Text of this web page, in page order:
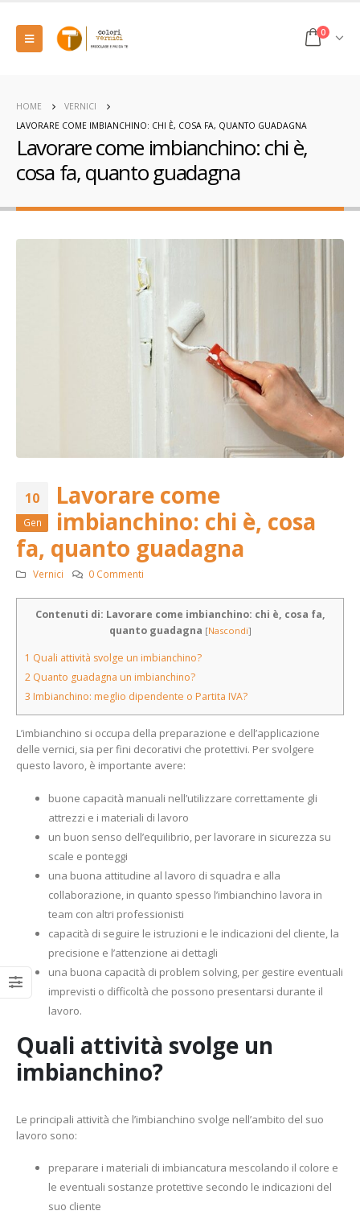
0
HOME
VERNICI
LAVORARE COME IMBIANCHINO: CHI È, COSA FA, QUANTO GUADAGNA
Lavorare come imbianchino: chi è,
cosa fa, quanto guadagna
10
Gen
Lavorare come
imbianchino: chi è, cosa
fa, quanto guadagna
Vernici 0 Commenti
Contenuti di: Lavorare come imbianchino: chi è, cosa fa,
quanto guadagna [Nascondi]
1 Quali attività svolge un imbianchino?
2 Quanto guadagna un imbianchino?
3 Imbianchino: meglio dipendente o Partita IVA?
L’imbianchino si occupa della preparazione e dell’applicazione
delle vernici, sia per fini decorativi che protettivi. Per svolgere
questo lavoro, è importante avere:
buone capacità manuali nell’utilizzare correttamente gli
attrezzi e i materiali di lavoro
un buon senso dell’equilibrio, per lavorare in sicurezza su
scale e ponteggi
una buona attitudine al lavoro di squadra e alla
collaborazione, in quanto spesso l’imbianchino lavora in
team con altri professionisti
capacità di seguire le istruzioni e le indicazioni del cliente, la
precisione e l’attenzione ai dettagli
una buona capacità di problem solving, per gestire eventuali
imprevisti o difficoltà che possono presentarsi durante il
lavoro.
Quali attività svolge un
imbianchino?
Le principali attività che l’imbianchino svolge nell’ambito del suo
lavoro sono:
preparare i materiali di imbiancatura mescolando il colore e
le eventuali sostanze protettive secondo le indicazioni del
suo cliente